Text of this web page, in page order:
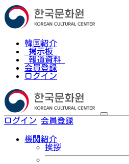
韓国紹介
掲示板
報道資料
会員登録
ログイン
ログイン 会員登録
機関紹介
挨拶